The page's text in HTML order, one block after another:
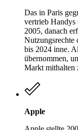
Das in Paris
vertrieb Handys
2005, danach
Nutzungsrechte
bis 2024 inne.
übernommen,
Markt mithalten
Apple